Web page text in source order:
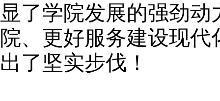
显了学院发展的强劲动
院、更好服务建设现
出了坚实步伐 ！